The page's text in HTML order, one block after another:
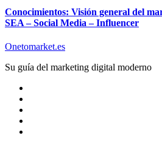
Conocimientos: Visión general del
SEA – Social Media – Influencer
Onetomarket.es
Su guía del marketing digital moderno